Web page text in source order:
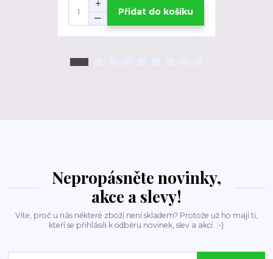
Přidat do košíku
Nepropásněte novinky,
akce a slevy!
Víte, proč u nás některé zboží není skladem? Protože už ho mají ti,
kteří se přihlásili k odběru novinek, slev a akcí. :-)